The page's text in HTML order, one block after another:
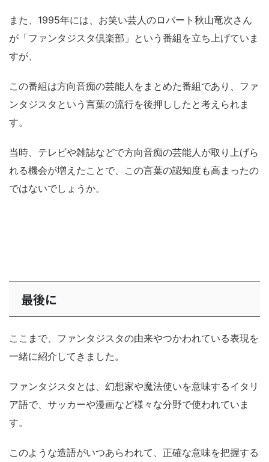
また、1995年には、お笑い芸人のロバート秋山竜次さん
が「ファンタジスタ倶楽部」という番組を立ち上げていま
すが、
この番組は方向音痴の芸能人をまとめた番組であり、ファ
ンタジスタという言葉の流行を後押ししたと考えられま
す。
当時、テレビや雑誌などで方向音痴の芸能人が取り上げら
れる機会が増えたことで、この言葉の認知度も高まったの
ではないでしょうか。
最後に
ここまで、ファンタジスタの由来やつかわれている表現を
一緒に紹介してきました。
ファンタジスタとは、幻想家や魔法使いを意味するイタリ
ア語で、サッカーや漫画など様々な分野で使われていま
す。
このような造語がいつあらわれて、正確な意味を把握する